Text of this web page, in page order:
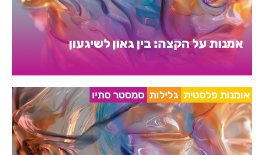
אמנות על הקצה: בין גאון לשיגעון
אומנות פלסטית גלילות סמסטר סתיו